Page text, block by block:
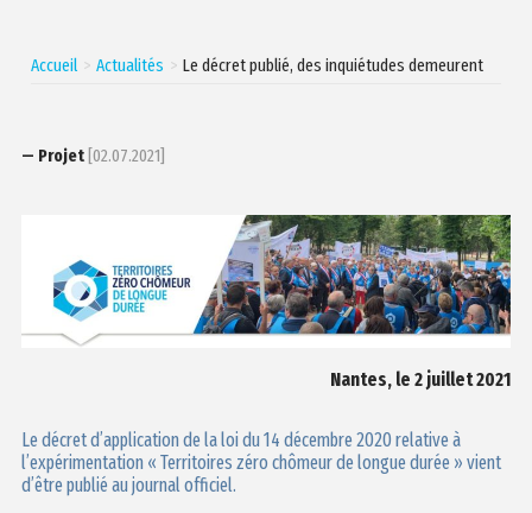
Accueil Actualités Le décret publié, des inquiétudes demeurent
— Projet[02.07.2021]
Nantes, le 2 juillet 2021
Le décret d’application de la loi du 14 décembre 2020 relative à
l’expérimentation « Territoires zéro chômeur de longue durée » vient
d’être publié au journal officiel.